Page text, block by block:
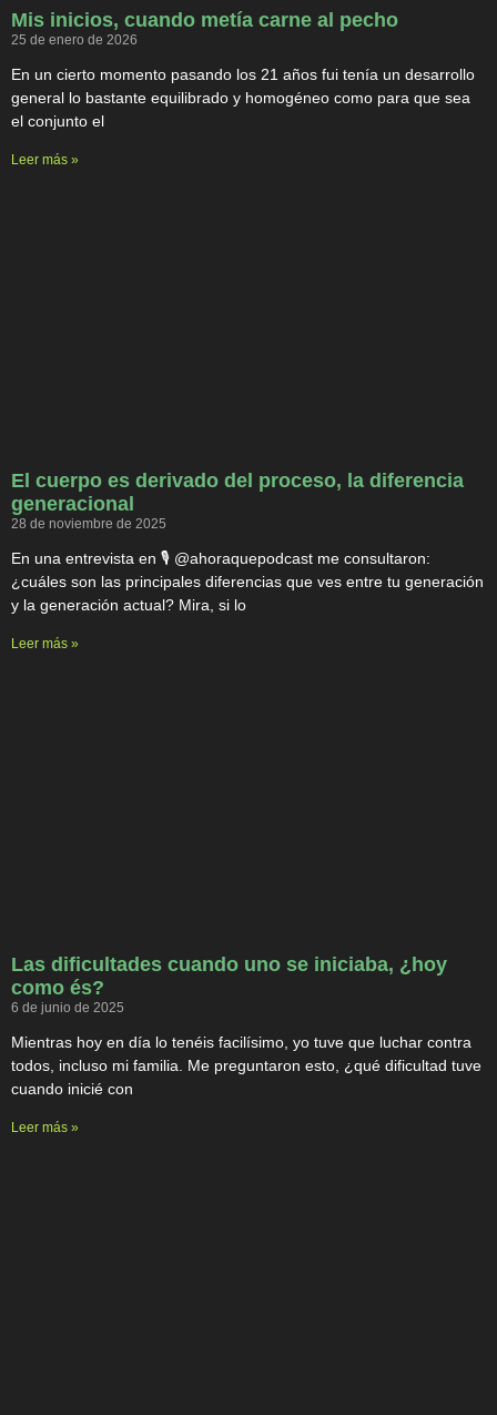
Mis inicios, cuando metía carne al pecho
25 de enero de 2026
En un cierto momento pasando los 21 años fui tenía un desarrollo
general lo bastante equilibrado y homogéneo como para que sea
el conjunto el
Leer más »
El cuerpo es derivado del proceso, la diferencia
generacional
28 de noviembre de 2025
En una entrevista en 🎙️ @ahoraquepodcast me consultaron:
¿cuáles son las principales diferencias que ves entre tu generación
y la generación actual? Mira, si lo
Leer más »
Las dificultades cuando uno se iniciaba, ¿hoy
como és?
6 de junio de 2025
Mientras hoy en día lo tenéis facilísimo, yo tuve que luchar contra
todos, incluso mi familia. Me preguntaron esto, ¿qué dificultad tuve
cuando inicié con
Leer más »